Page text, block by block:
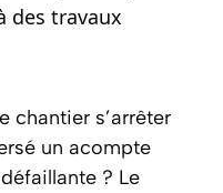
des travaux
chantier s’arrêter
un acompte
? Le